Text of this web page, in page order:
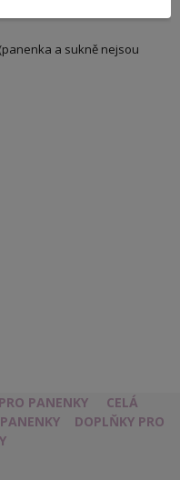
a sukně nejsou
PANENKY
CELÁ
PANENKY
DOPLŇKY PRO